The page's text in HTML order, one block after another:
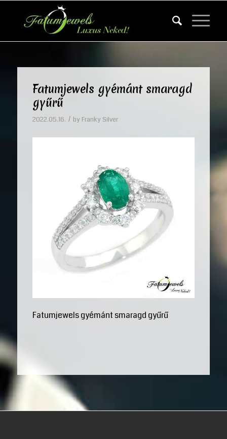
Fatumjewels gyémánt smaragd
gyűrű
2022.05.16. / by Franky Silver
Fatumjewels gyémánt smaragd gyűrű